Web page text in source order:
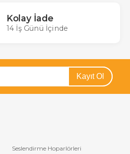
Kolay İade
14 İş Günü İçinde
Kayıt Ol
Seslendirme Hoparlörleri